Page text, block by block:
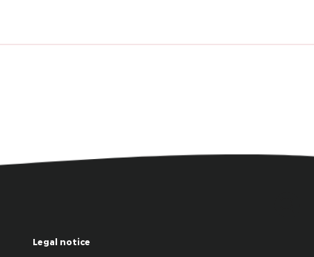
Legal notice